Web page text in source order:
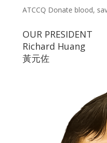
ATCCQ Donate blood,
OUR PRESIDENT
Richard Huang
黃元佐